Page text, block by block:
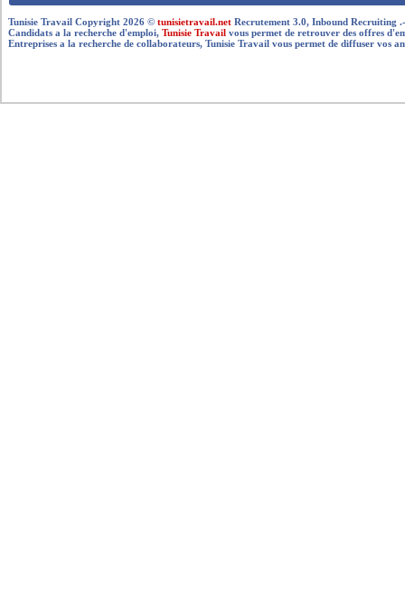
Tunisie Travail Copyright 2026 ©tunisietravail.net Recrutement 3.0, Inbound Recruiting
Candidats a la recherche d'emploi,Tunisie Travail vous permet de retrouver des offres
Entreprises a la recherche de collaborateurs, Tunisie Travail vous permet de diffuser vos